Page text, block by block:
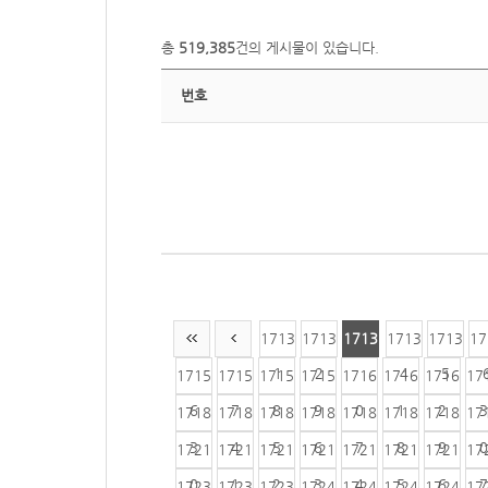
총 519,385건의 게시물이 있습니다.
번호
1713
1
1713
2
1713
3
1713
4
1713
5
1715
6
1715
7
1715
8
1715
9
1716
0
1716
1
1716
2 3
1718
3
1718
4
1718
5
1718
6
1718
7
1718
8
1718
9 0
1721
0
1721
1
1721
2
1721
3
1721
4
1721
5
1721
6 7